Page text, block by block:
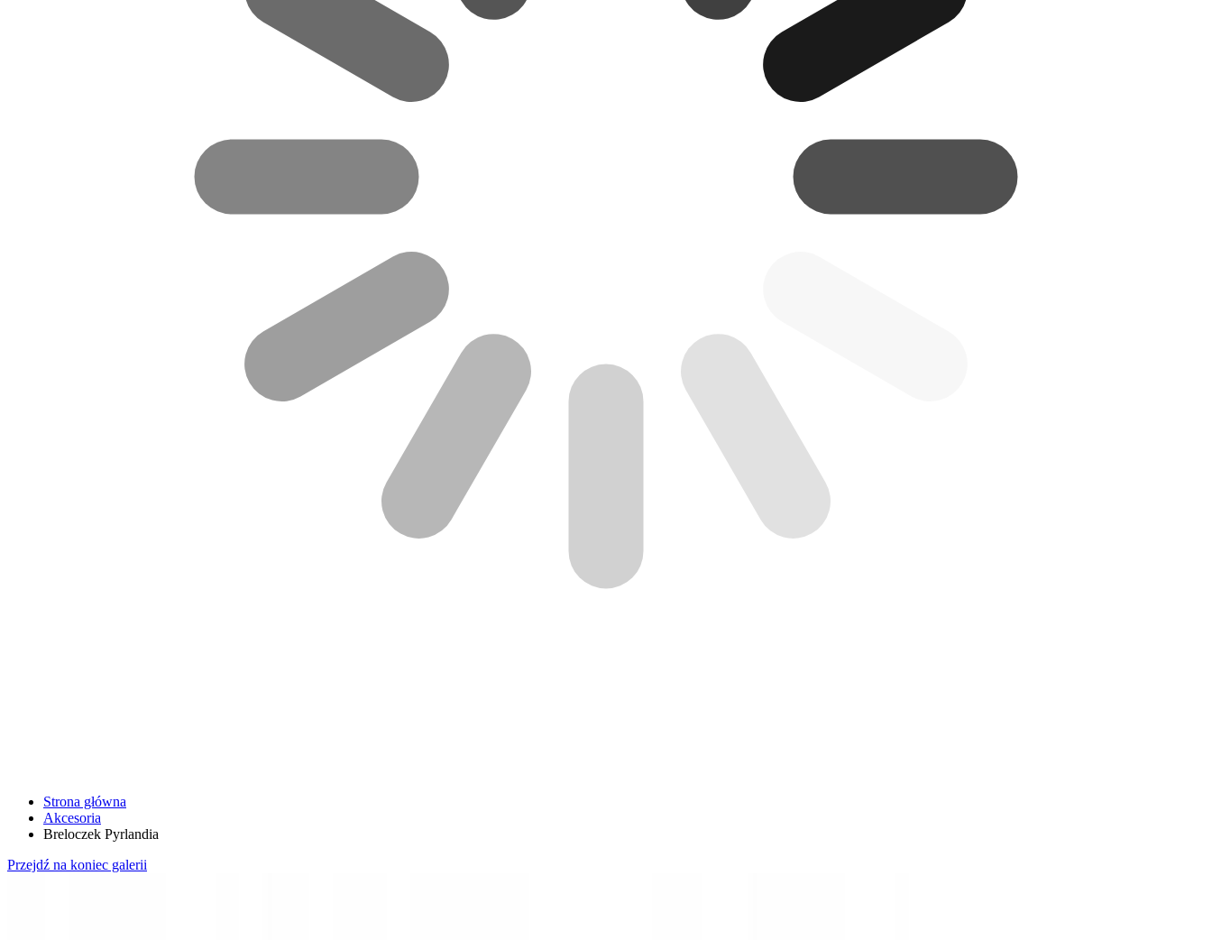
Strona główna
Akcesoria
Breloczek Pyrlandia
Przejdź na koniec galerii